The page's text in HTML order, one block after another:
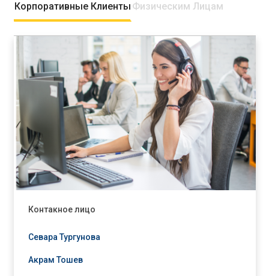
Корпоративные Клиенты Физическим Лицам
Контакное лицо
Севара Тургунова
Акрам Тошев